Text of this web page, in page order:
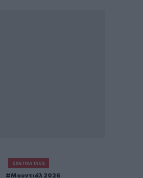
ΣΧΕΤΙΚΆ TAGS
Μουντιάλ 2026